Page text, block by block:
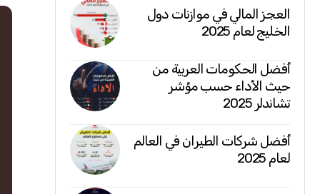
العجز المالي في موازنات دول
الخليج لعام 2025
أفضل الحكومات العربية من
حيث الأداء حسب مؤشر
تشاندلر 2025
أفضل شركات الطيران في العالم
لعام 2025